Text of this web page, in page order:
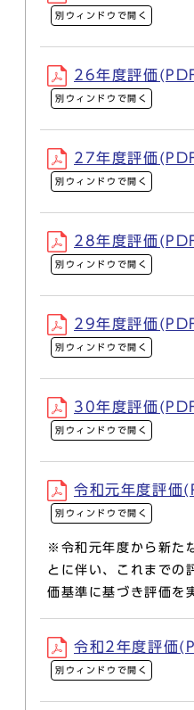
別ウィンドウで開く
26年度評価
別ウィンドウで開く
27年度評価
別ウィンドウで開く
28年度評価
別ウィンドウで開く
29年度評価
別ウィンドウで開く
30年度評価
別ウィンドウで開く
令和元年度評
別ウィンドウで開く
※令和元年度から新た
とに伴い、これまでの
価基準に基づき評価を
令和2年度評価
別ウィンドウで開く